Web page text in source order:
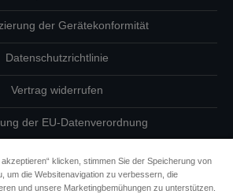
der Gerätekonformität
Datenschutzrichtlinie
Vertrag widerrufen
der EU-Datenverordnung
zu Cookies
klicken, stimmen Sie der Speicherung von
um die Websitenavigation zu verbessern, die
und unsere Marketingbemühungen zu unterstützen.